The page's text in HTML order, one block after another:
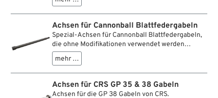
Achsen für Cannonball Blattfedergabeln
Spezial-Achsen für Cannonball Blattfedergabeln,
die ohne Modifikationen verwendet werden
können, vor allem mit Cannonball MAG-12 Rädern
und Rädern mit Kegelrollen-Starnabe.
Passende Achsbuchsen müssen angefertigt oder
modifiziert werden, insbesondere bei der Montage
von Springer Trommelbremsen.
mehr …
Achsen für CRS GP 35 & 38 Gabeln
Achsen für die GP 38 Gabeln von CRS.